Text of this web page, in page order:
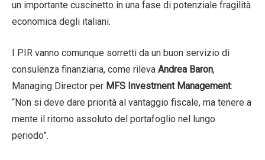
un importante cuscinetto in una fase di potenziale fragilità
economica degli italiani.
I PIR vanno comunque sorretti da un buon servizio di
consulenza finanziaria, come rileva Andrea Baron,
Managing Director per MFS Investment Management:
“Non si deve dare priorità al vantaggio fiscale, ma tenere a
mente il ritorno assoluto del portafoglio nel lungo
periodo”.